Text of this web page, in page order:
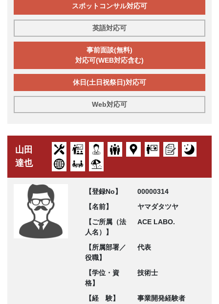
スポットコンサル対応可
英語対応可
事前面談(無料)
対応可(WEB対応含む)
休日(土日祝祭日)対応可
Web対応可
山田
達也
【登録No】
00000314
【名前】
ヤマダタツヤ
【ご所属（法
人名）】
ACE LABO.
【所属部署／
役職】
代表
【学位・資
格】
技術士
【経 験】
事業開発経験者